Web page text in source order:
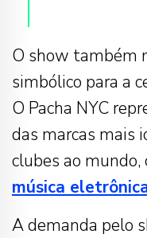
O show também
simbólico para a
O Pacha NYC
das marcas mais
clubes ao mundo,
música
A demanda pelo